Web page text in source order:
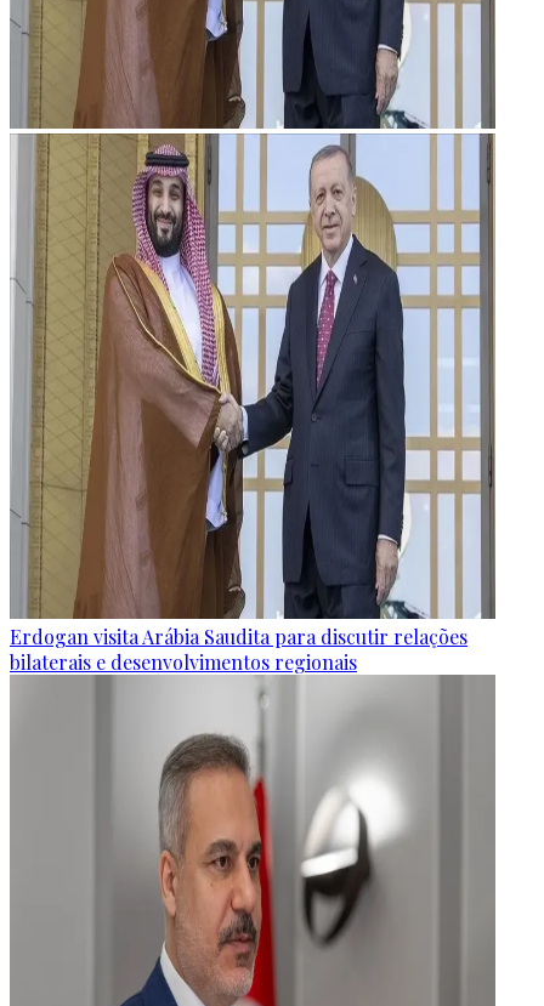
Erdogan visita Arábia Saudita para discutir relações
bilaterais e desenvolvimentos regionais